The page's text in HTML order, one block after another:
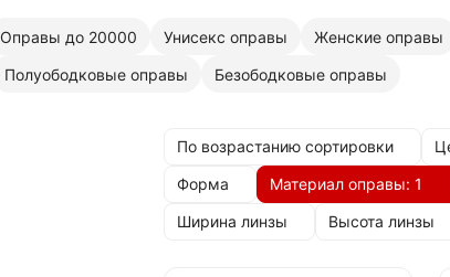
Оправы до 20000 Унисекс оправы Женские оправы
Полуободковые оправы Безободковые оправы
По возрастанию сортировки
Форма
Материал оправы: 1
Ширина линзы
Высота линзы